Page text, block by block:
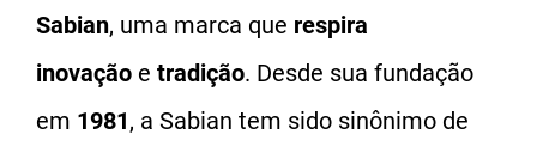
Sabian, uma marca que respira
inovação e tradição. Desde sua fundação
em 1981, a Sabian tem sido sinônimo de